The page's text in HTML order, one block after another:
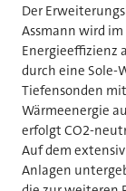
Der
Assmann wird
Energieeffizienz
durch eine Sole-
Tiefensonden
Wärmeenergie
erfolgt CO2-
Auf dem
Anlagen